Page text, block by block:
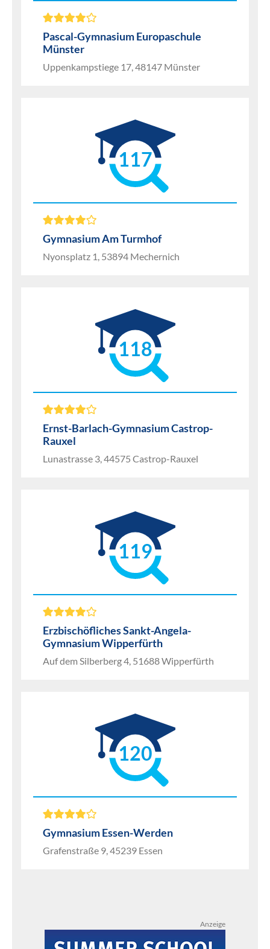
Pascal-Gymnasium Europaschule
Münster
Uppenkampstiege 17, 48147 Münster
117
Gymnasium Am Turmhof
Nyonsplatz 1, 53894 Mechernich
118
Ernst-Barlach-Gymnasium Castrop-
Rauxel
Lunastrasse 3, 44575 Castrop-Rauxel
119
Erzbischöfliches Sankt-Angela-
Gymnasium Wipperfürth
Auf dem Silberberg 4, 51688 Wipperfürth
120
Gymnasium Essen-Werden
Grafenstraße 9, 45239 Essen
Anzeige